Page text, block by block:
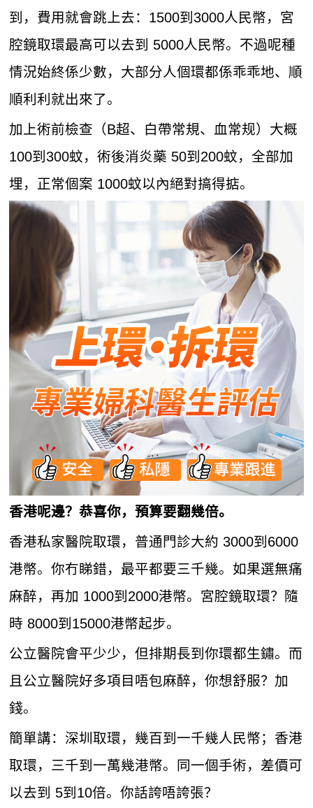
到，費用就會跳上去：1500到3000人民幣，宮
腔鏡取環最高可以去到 5000人民幣。不過呢種
情況始終係少數，大部分人個環都係乖乖地、順
順利利就出來了。
加上術前檢查（B超、白帶常規、血常规）大概
100到300蚊，術後消炎藥 50到200蚊，全部加
埋，正常個案 1000蚊以內絕對搞得掂。
香港呢邊？恭喜你，預算要翻幾倍。
香港私家醫院取環，普通門診大約 3000到6000
港幣。你冇睇錯，最平都要三千幾。如果選無痛
麻醉，再加 1000到2000港幣。宮腔鏡取環？隨
時 8000到15000港幣起步。
公立醫院會平少少，但排期長到你環都生鏽。而
且公立醫院好多項目唔包麻醉，你想舒服？加
錢。
簡單講：深圳取環，幾百到一千幾人民幣；香港
取環，三千到一萬幾港幣。同一個手術，差價可
以去到 5到10倍。你話誇唔誇張？